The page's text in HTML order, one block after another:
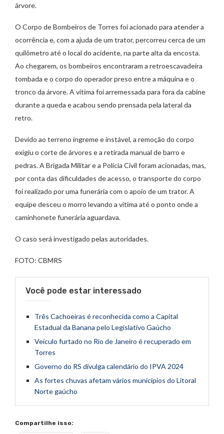
árvore.
O Corpo de Bombeiros de Torres foi acionado para atender a
ocorrência e, com a ajuda de um trator, percorreu cerca de um
quilômetro até o local do acidente, na parte alta da encosta.
Ao chegarem, os bombeiros encontraram a retroescavadeira
tombada e o corpo do operador preso entre a máquina e o
tronco da árvore. A vítima foi arremessada para fora da cabine
durante a queda e acabou sendo prensada pela lateral da
retro.
Devido ao terreno íngreme e instável, a remoção do corpo
exigiu o corte de árvores e a retirada manual de barro e
pedras. A Brigada Militar e a Polícia Civil foram acionadas, mas,
por conta das dificuldades de acesso, o transporte do corpo
foi realizado por uma funerária com o apoio de um trator. A
equipe desceu o morro levando a vítima até o ponto onde a
caminhonete funerária aguardava.
O caso será investigado pelas autoridades.
FOTO: CBMRS
Você pode estar interessado
Três Cachoeiras é reconhecida como a Capital
Estadual da Banana pelo Legislativo Gaúcho
Veículo furtado no Rio de Janeiro é recuperado em
Torres
Governo do RS divulga calendário do IPVA 2024
As fortes chuvas afetam vários municípios do Litoral
Norte gaúcho
Compartilhe isso: